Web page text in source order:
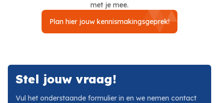
met je mee.
Plan hier jouw kennismakingsgeprek!
Stel jouw vraag!
Vul het onderstaande formulier in en we nemen contact